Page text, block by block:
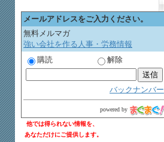
メールアドレスをご入力ください。
無料メルマガ
強い会社を作る人事・労務情報
購読
解除
バックナンバー
powered by
他では得られない情報を、
あなただけにご提供します。